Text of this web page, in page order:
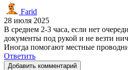
Farid
28 июля 2025
В среднем 2-3 часа, если нет
документы под рукой и не везти
Иногда помогают местные
Ответить
Добавить комментарий